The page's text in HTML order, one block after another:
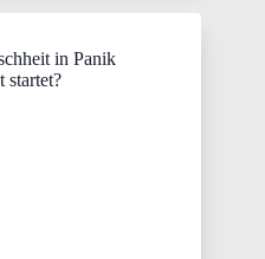
in Panik
startet?